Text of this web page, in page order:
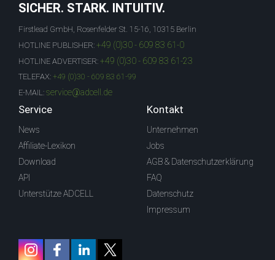
SICHER. STARK. INTUITIV.
Firstlead GmbH, Rosenfelder St. 15-16, 10315 Berlin
HOTLINE PUBLISHER: +49 (0)30 - 609 83 61-0
HOTLINE ADVERTISER: +49 (0)30 - 609 83 61-23
TELEFAX: +49 (0)30 - 609 83 61-99
E-MAIL: service@adcell.de
Service
News
Affiliate-Lexikon
Download
API
Unterstütze ADCELL
Kontakt
Unternehmen
Jobs
AGB & Datenschutzerklärung
FAQ
Datenschutz
Impressum